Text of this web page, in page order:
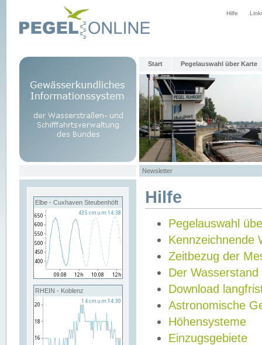
Hilfe
Start Pegelauswahl über Karte
Newsletter
Elbe - Cuxhaven Steubenhöft
RHEIN - Koblenz
Hilfe
Pegelauswahl
Kennzeichnende
Zeitbezug der
Der Wasserstand
Download
Astronomische
Höhensysteme
Einzugsgebiete